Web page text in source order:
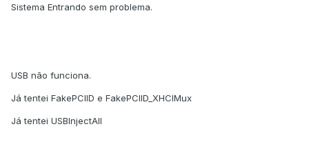
Sistema Entrando sem problema.
USB não funciona.
Já tentei FakePCIID e FakePCIID_XHCIMux
Já tentei USBInjectAll